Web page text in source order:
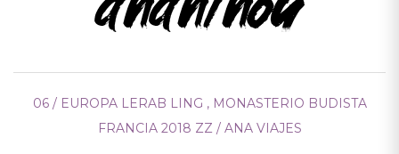
06 / EUROPA LERAB LING , MONASTERIO BUDISTA
FRANCIA 2018 ZZ / ANA VIAJES